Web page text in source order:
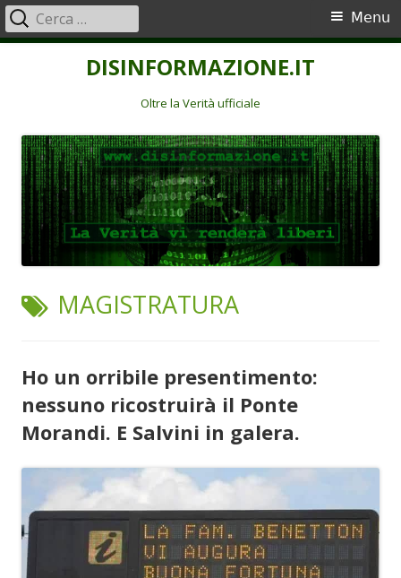
DISINFORMAZIONE.IT
Oltre la Verità ufficiale
Menu
principale
Menu
Ricerca
per:
TAG:
MAGISTRATURA
Ho un orribile presentimento:
nessuno ricostruirà il Ponte
Morandi. E Salvini in galera.